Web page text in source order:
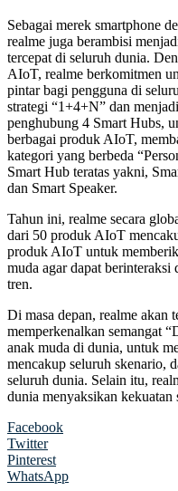
Sebagai merek smartphone
realme juga berambisi
tercepat di seluruh dunia.
AIoT, realme berkomitmen
pintar bagi pengguna di
strategi “1+4+N” dan
penghubung 4 Smart Hubs,
berbagai produk AIoT,
kategori yang berbeda
Smart Hub teratas yakni,
dan Smart Speaker.
Tahun ini, realme secara
dari 50 produk AIoT
produk AIoT untuk
muda agar dapat berinteraksi
tren.
Di masa depan, realme akan
memperkenalkan semangat
anak muda di dunia, untuk
mencakup seluruh skenario,
seluruh dunia. Selain itu,
dunia menyaksikan kekuatan
Facebook
Twitter
Pinterest
WhatsApp